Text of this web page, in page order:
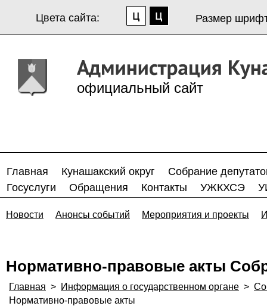
Цвета сайта: Размер
официальный сайт
Главная Кунашакский округ
Собрание
Госуслуги
Обращения Контакты УЖКХСЭ
Новости Анонсы событий Мероприятия и проекты
Нормативно-правовые акты
Главная > Информация о государственном органе >
Нормативно-правовые акты